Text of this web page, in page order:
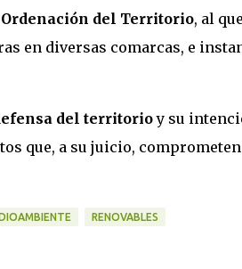
del Territorio, al que
en diversas comarcas, e
del territorioy su
que, a su juicio,
RENOVABLES